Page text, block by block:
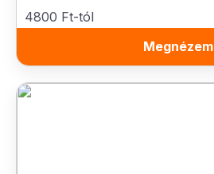
4800 Ft-tól
Megnézem